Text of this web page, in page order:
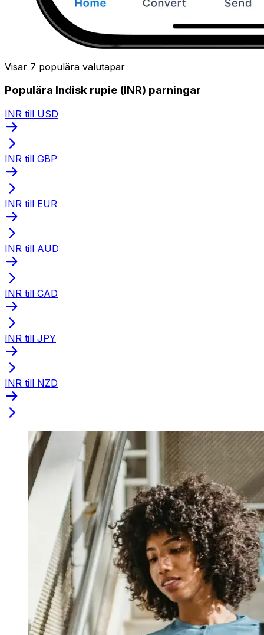
Visar 7 populära valutapar
Populära Indisk rupie (INR) parningar
INR till USD
INR till GBP
INR till EUR
INR till AUD
INR till CAD
INR till JPY
INR till NZD